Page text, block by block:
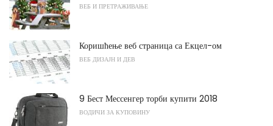
ВЕБ И ПРЕТРАЖИВАЊЕ
Коришћење веб страница са Екцел-ом
ВЕБ ДИЗАЈН И ДЕВ
9 Бест Мессенгер торби купити 2018
ВОДИЧИ ЗА КУПОВИНУ